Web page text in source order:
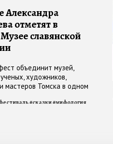
Александра
отметят в
славянской
объединит музей,
художников,
мастеров Томска в одном
#сказки#мифология